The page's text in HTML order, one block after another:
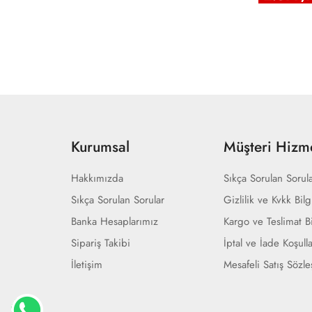
Kurumsal
Hakkımızda
Sıkça Sorulan Sorular
Banka Hesaplarımız
Sipariş Takibi
İletişim
Müşteri
Sıkça Sorulan
Gizlilik ve Kvkk
Kargo ve Teslimat
İptal ve İade
Mesafeli Satış